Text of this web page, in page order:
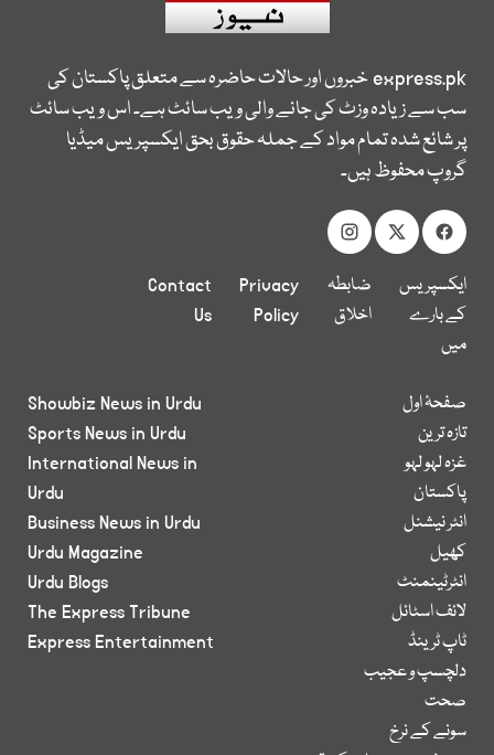
express.pkخبروں اور حالات حاضرہ سے متعلق پاکستان کی
سب سے زیادہ وزٹ کی جانے والی ویب سائٹ ہے۔ اس ویب سائٹ
پر شائع شدہ تمام مواد کے جملہ حقوق بحق ایکسپریس میڈیا
گروپ محفوظ ہیں۔
ایکسپریس
کے بارے
میں
ضابطہ
اخلاق
Privacy
Policy
Contact
Us
صفحۂ اول
تازہ ترین
غزہ لہو لہو
پاکستان
انٹر نیشنل
کھیل
انٹرٹینمنٹ
لائف اسٹائل
ٹاپ ٹرینڈ
دلچسپ و عجیب
صحت
سونے کے نرخ
Showbiz News in Urdu
Sports News in Urdu
International News in
Urdu
Business News in Urdu
Urdu Magazine
Urdu Blogs
The Express Tribune
Express Entertainment